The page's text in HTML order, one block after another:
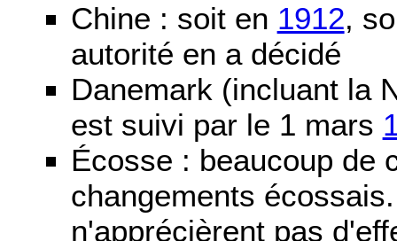
Chine : soit en 1912,
autorité en a décidé
Danemark (incluant la
est suivi par le 1 mars
Écosse : beaucoup de
changements
n'apprécièrent pas